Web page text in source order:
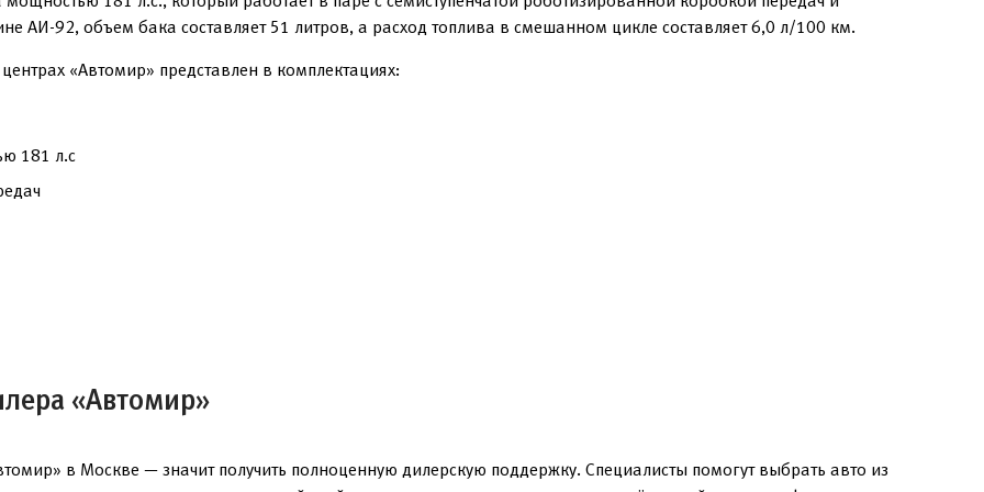
АИ-92, объем бака составляет 51 литров, а расход топлива в смешанном цикле составляет 6,0 л/100 км.
«Автомир» представлен в комплектациях:
181 л.с
«Автомир»
в Москве — значит получить полноценную дилерскую поддержку. Специалисты помогут выбрать авто из